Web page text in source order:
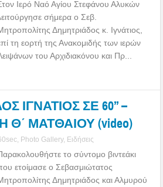
Ιερό Ναό Αγίου Στεφάνου Αλυκών
σήμερα ο Σεβ.
Δημητριάδος κ. Ιγνάτιος,
τη εορτή της Ανακομιδής των ιερών
του Αρχιδιακόνου και Πρ...
ΙΓΝΑΤΙΟΣ ΣΕ 60’’ –
Θ΄ ΜΑΤΘΑΙΟΥ (video)
Photo Gallery, Ειδήσεις
το σύντομο βιντεάκι
ετοίμασε ο Σεβασμιώτατος
Δημητριάδος και Αλμυρού